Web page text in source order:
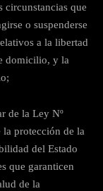
circunstancias que
o suspenderse
a la libertad
domicilio, y la
de la Ley Nº
la protección de la
del Estado
que garanticen
de la